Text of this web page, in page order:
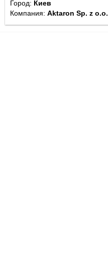
Город: Киев
Компания: Aktaron Sp. z o.o.